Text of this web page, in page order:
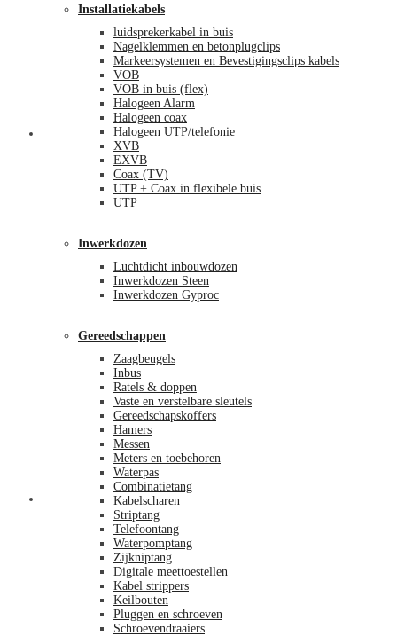
Mijn account
Installatiekabels
luidsprekerkabel in buis
Nagelklemmen en betonplugclips
Markeersystemen en Bevestigingsclips kabels
VOB
VOB in buis (flex)
Halogeen Alarm
Halogeen coax
Halogeen UTP/telefonie
XVB
EXVB
Coax (TV)
UTP + Coax in flexibele buis
UTP
Inwerkdozen
Luchtdicht inbouwdozen
Inwerkdozen Steen
Inwerkdozen Gyproc
Gereedschappen
Zaagbeugels
Inbus
Ratels & doppen
Vaste en verstelbare sleutels
Gereedschapskoffers
Hamers
Messen
Meters en toebehoren
Waterpas
Combinatietang
Kabelscharen
Striptang
Telefoontang
Waterpomptang
Zijkniptang
Digitale meettoestellen
Kabel strippers
Keilbouten
Pluggen en schroeven
Schroevendraaiers